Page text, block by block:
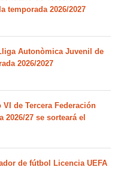
temporada 2026/2027
Autonòmica Juvenil de
2026/2027
de Tercera Federación
2026/27 se sorteará el
de fútbol Licencia UEFA